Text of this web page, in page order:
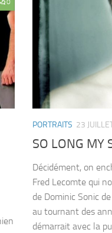
PORTRAITS 23
SO LONG MY
Décidément, on
Fred Lecomte qui
de Dominic Sonic
au tournant des
démarrait avec la